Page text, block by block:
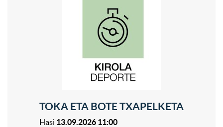
TOKA ETA BOTE TXAPELKETA
Hasi 13.09.2026 11:00